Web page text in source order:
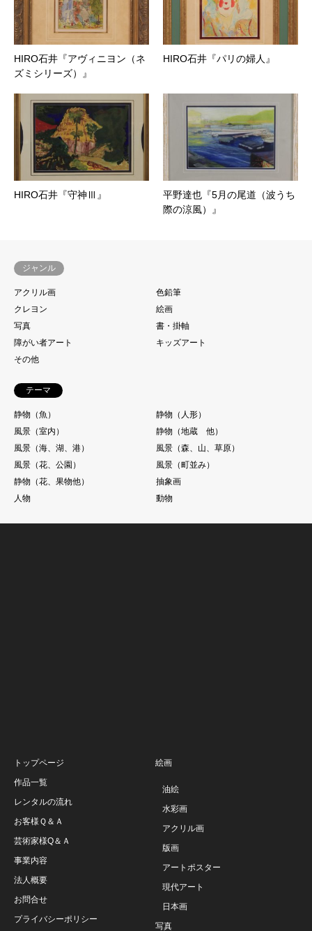
HIRO石井『アヴィニヨン（ネ
ズミシリーズ）』
HIRO石井『パリの婦人』
HIRO石井『守神Ⅲ』
平野達也『5月の尾道（波うち
際の涼風）』
ジャンル
アクリル画
色鉛筆
クレヨン
絵画
写真
書・掛軸
障がい者アート
キッズアート
その他
テーマ
静物（魚）
静物（人形）
風景（室内）
静物（地蔵 他）
風景（海、湖、港）
風景（森、山、草原）
風景（花、公園）
風景（町並み）
静物（花、果物他）
抽象画
人物
動物
トップページ
作品一覧
レンタルの流れ
お客様Ｑ＆Ａ
芸術家様Q＆Ａ
事業内容
法人概要
お問合せ
プライバシーポリシー
絵画
油絵
水彩画
アクリル画
版画
アートポスター
現代アート
日本画
写真